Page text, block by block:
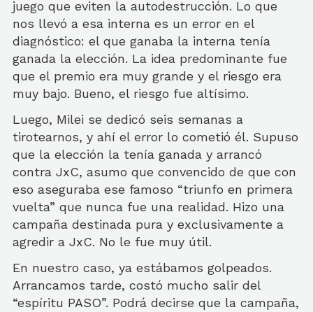
juego que eviten la autodestrucción. Lo que
nos llevó a esa interna es un error en el
diagnóstico: el que ganaba la interna tenía
ganada la elección. La idea predominante fue
que el premio era muy grande y el riesgo era
muy bajo. Bueno, el riesgo fue altísimo.
Luego, Milei se dedicó seis semanas a
tirotearnos, y ahí el error lo cometió él. Supuso
que la elección la tenía ganada y arrancó
contra JxC, asumo que convencido de que con
eso aseguraba ese famoso “triunfo en primera
vuelta” que nunca fue una realidad. Hizo una
campaña destinada pura y exclusivamente a
agredir a JxC. No le fue muy útil.
En nuestro caso, ya estábamos golpeados.
Arrancamos tarde, costó mucho salir del
“espíritu PASO”. Podrá decirse que la campaña,